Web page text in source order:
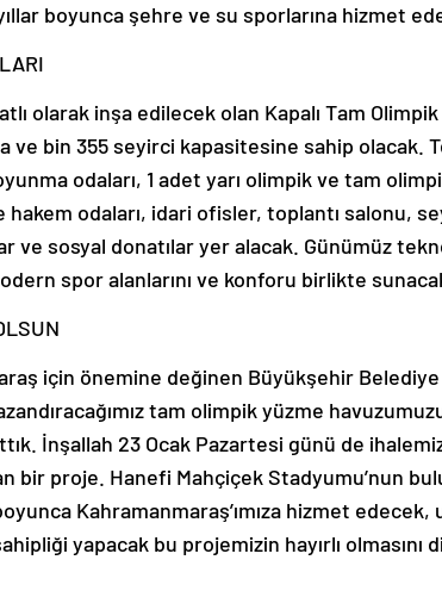
boyunca şehre ve su sporlarına hizmet
olarak inşa edilecek olan Kapalı Tam
ve bin 355 seyirci kapasitesine sahip olacak.
odaları, 1 adet yarı olimpik ve tam
odaları, idari ofisler, toplantı salonu,
ve sosyal donatılar yer alacak. Günümüz
spor alanlarını ve konforu birlikte
için önemine değinen Büyükşehir
tam olimpik yüzme
İnşallah 23 Ocak Pazartesi günü de
bir proje. Hanefi Mahçiçek Stadyumu’nun
Kahramanmaraş’ımıza hizmet edecek,
yapacak bu projemizin hayırlı olmasını